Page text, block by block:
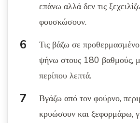
επάνω αλλά δεν τις
φουσκώσουν.
Τις βάζω σε
ψήνω στους 180 βαθμούς,
περίπου λεπτά.
Βγάζω από τον φούρνο,
κρυώσουν και ξεφορμάρω,